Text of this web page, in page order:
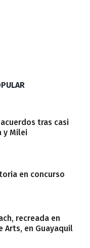
tras casi
y Milei
en concurso
recreada en
Arts, en Guayaquil